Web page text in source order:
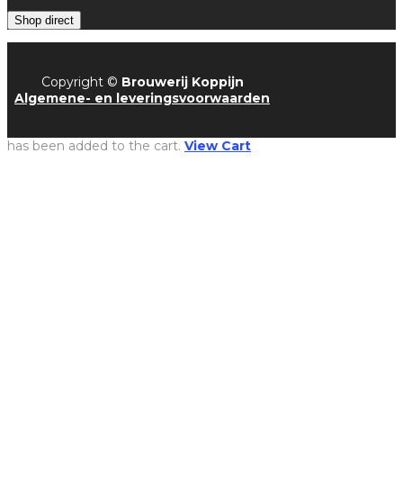
Shop direct
Copyright © Brouwerij Koppijn
Algemene- en leveringsvoorwaarden
has been added to the cart. View Cart